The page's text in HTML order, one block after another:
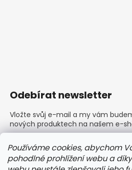
Používáme cookies, abychom
pohodlné prohlížení webu a
Odebírat newsletter
Vložte svůj e-mail a my vám
nových produktech na našem e-
Vložením e-mailu souhlasíte s